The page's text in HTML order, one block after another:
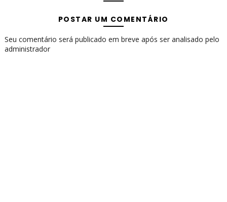
POSTAR UM COMENTÁRIO
Seu comentário será publicado em breve após ser analisado pelo
administrador